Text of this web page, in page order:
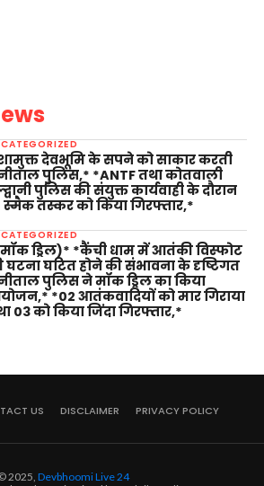
देवभूमि के सपने को साकार करती
पुलिस,* *ANTF तथा कोतवाली
पुलिस की संयुक्त कार्यवाही के दौरान
स्मैक तस्कर को किया गिरफ्तार,*
ड्रिल)* *कैंची धाम में आतंकी विस्फोट
घटना घटित होने की संभावना के दृष्टिगत
पुलिस ने मॉक ड्रिल का किया
*02 आतंकवादियों को मार गिराया
03 को किया जिंदा गिरफ्तार,*
US DISCLAIMER PRIVACY POLICY
2025, Devbhoomi Live 24